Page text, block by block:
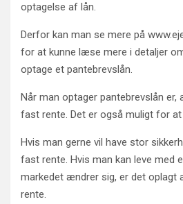
optagelse af lån.
Derfor kan man se mere på
for at kunne læse mere i detaljer
optage et pantebrevslån.
Når man optager pantebrevslån er,
fast rente. Det er også muligt for
Hvis man gerne vil have stor
fast rente. Hvis man kan leve med
markedet ændrer sig, er det oplagt
rente.